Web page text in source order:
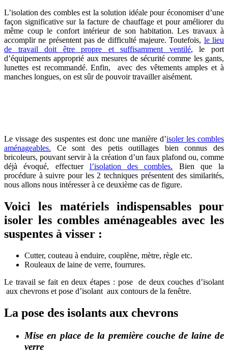
L’isolation des combles est la solution idéale pour économiser d’une
façon significative sur la facture de chauffage et pour améliorer du
même coup le confort intérieur de son habitation. Les travaux à
accomplirne présentent pas de difficulté majeure. Toutefois, le lieu
de travail doit être propre et suffisamment ventilé, le port
d’équipements approprié aux mesures de sécurité comme les gants,
lunettes est recommandé. Enfin, avec des vêtements amples et à
manches longues, on est sûr de pouvoir travailler aisément.
Le vissage des suspentes est donc une manière d’isoler les combles
aménageables. Ce sont des petis outillages bien connus des
bricoleurs, pouvant servir à la création d’un faux plafond ou, comme
déjà évoqué, effectuer l’isolation des combles. Bien que la
procédure à suivre pour les 2 techniques présentent des similarités,
nous allons nous intéresser à ce deuxième cas de figure.
Voici les matériels indispensables pour
isoler les combles aménageables avec les
suspentes à visser :
Cutter, couteau à enduire, couplène, mètre, règle etc.
Rouleaux de laine de verre, fourrures.
Le travail se fait en deux étapes : pose de deux couches d’isolant
aux chevrons et pose d’isolant aux contours de la fenêtre.
La pose des isolants aux chevrons
Mise en place de la première couche de laine de
verre